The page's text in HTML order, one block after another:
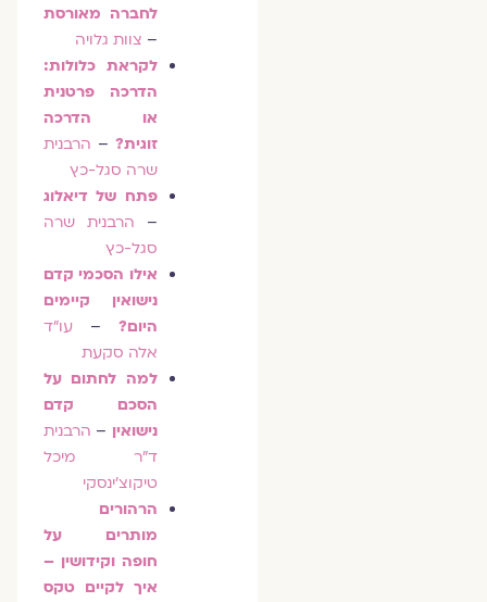
לחברה מאורסת
–צוות גלויה
לקראת כלולות:
הדרכה פרטנית
או הדרכה
זוגית?–הרבנית
שרה סגל-כץ
פתח של דיאלוג
–
הרבנית שרה
סגל-כץ
אילו הסכמי קדם
נישואין קיימים
היום?–
עו"ד
אלה סקעת
למה לחתום על
הסכם קדם
נישואין–הרבנית
ד"ר מיכל
טיקוצ'ינסקי
הרהורים
מותרים על
חופה וקידושין –
איך לקיים טקס